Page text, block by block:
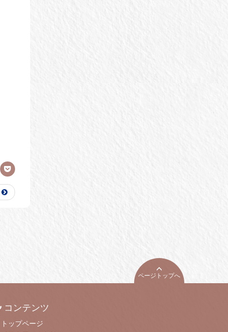
ページトップへ
コンテンツ
トップページ